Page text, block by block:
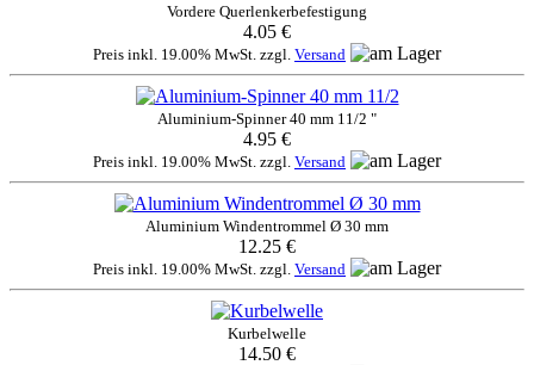
Vordere Querlenkerbefestigung
4.05 €
Preis inkl. 19.00% MwSt. zzgl. Versand
Aluminium-Spinner 40 mm 11/2 "
4.95 €
Preis inkl. 19.00% MwSt. zzgl. Versand
Aluminium Windentrommel Ø 30 mm
12.25 €
Preis inkl. 19.00% MwSt. zzgl. Versand
Kurbelwelle
14.50 €